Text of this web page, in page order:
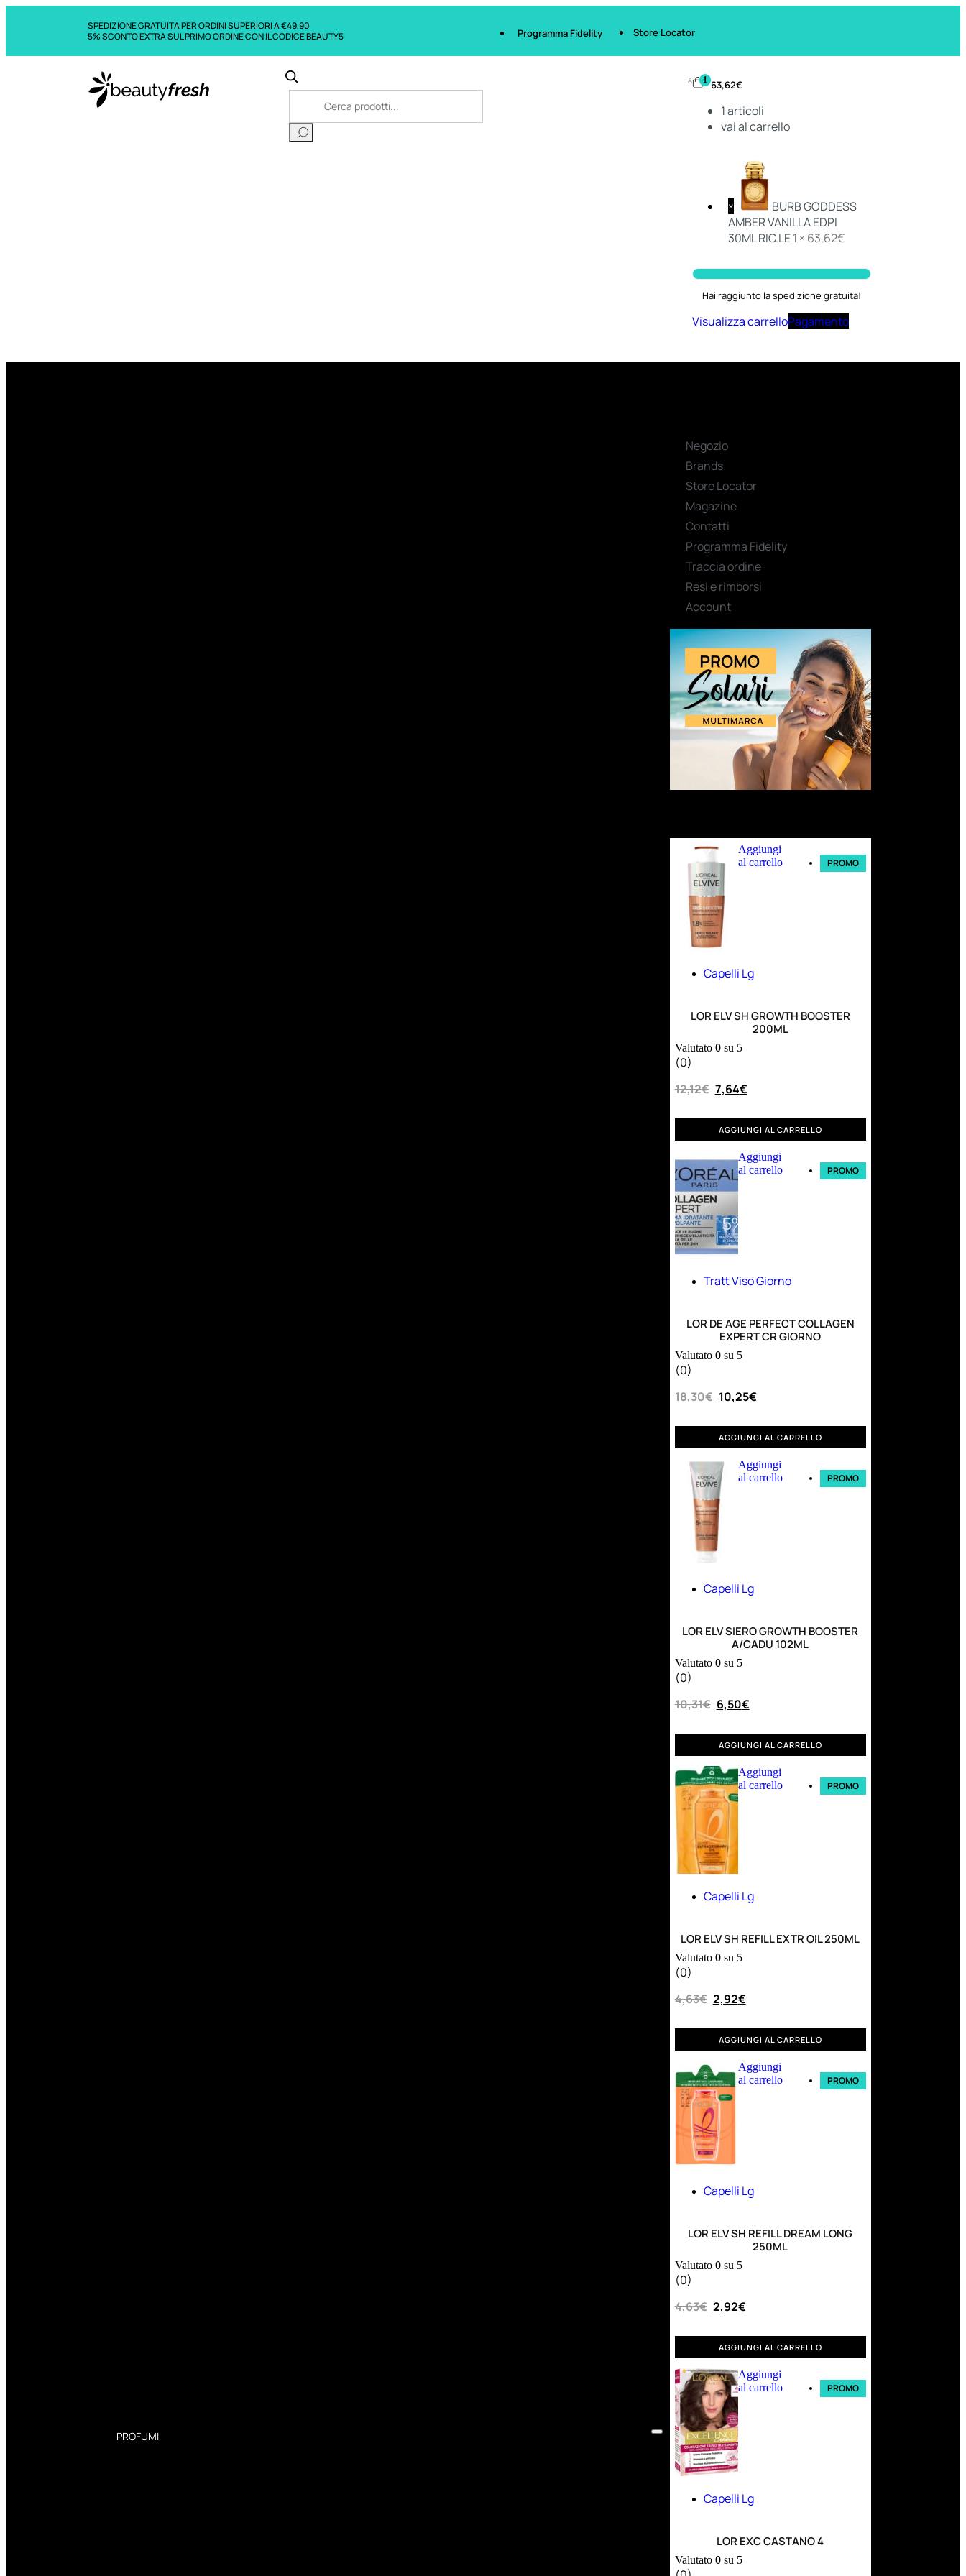
SPEDIZIONE GRATUITA PER ORDINI SUPERIORI A €49,90
5% SCONTO EXTRA SUL PRIMO ORDINE CON IL CODICE BEAUTY5
Programma Fidelity Store Locator
1 63,62€
1articoli
vai al carrello
×
BURB GODDESS
AMBER VANILLA EDPI
30ML RIC.LE1 × 63,62€
Hai raggiunto la spedizione gratuita!
Visualizza carrelloPagamento
PROFUMI
Negozio
Brands
Store Locator
Magazine
Contatti
Programma Fidelity
Traccia ordine
Resi e rimborsi
Account
Aggiungi
al carrello
PROMO
Capelli Lg
LOR ELV SH GROWTH BOOSTER
200ML
Valutato 0su 5
(0)
12,12€ 7,64€
AGGIUNGI AL CARRELLO
Aggiungi
al carrello
PROMO
Tratt Viso Giorno
LOR DE AGE PERFECT COLLAGEN
EXPERT CR GIORNO
Valutato 0su 5
(0)
18,30€ 10,25€
AGGIUNGI AL CARRELLO
Aggiungi
al carrello
PROMO
Capelli Lg
LOR ELV SIERO GROWTH BOOSTER
A/CADU 102ML
Valutato 0su 5
(0)
10,31€ 6,50€
AGGIUNGI AL CARRELLO
Aggiungi
al carrello
PROMO
Capelli Lg
LOR ELV SH REFILL EXTR OIL 250ML
Valutato 0su 5
(0)
4,63€ 2,92€
AGGIUNGI AL CARRELLO
Aggiungi
al carrello
PROMO
Capelli Lg
LOR ELV SH REFILL DREAM LONG
250ML
Valutato 0su 5
(0)
4,63€ 2,92€
AGGIUNGI AL CARRELLO
Aggiungi
al carrello
PROMO
Capelli Lg
LOR EXC CASTANO 4
Valutato 0su 5